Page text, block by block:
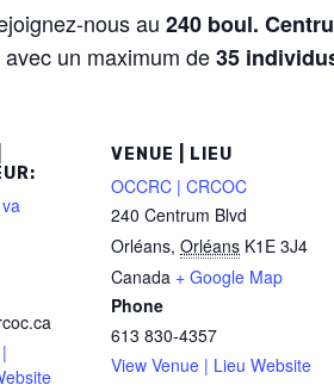
nous au 240 boul.
un maximum de35
VENUE | LIEU
OCCRC | CRCOC
240 Centrum Blvd
Orléans, Orléans K1E 3J4
Canada + Google Map
Phone
613 830-4357
View Venue | Lieu Website